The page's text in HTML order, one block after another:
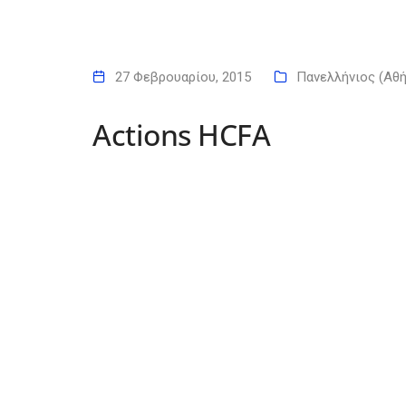
27 Φεβρουαρίου, 2015 Πανελλήνιος
Actions HCFA